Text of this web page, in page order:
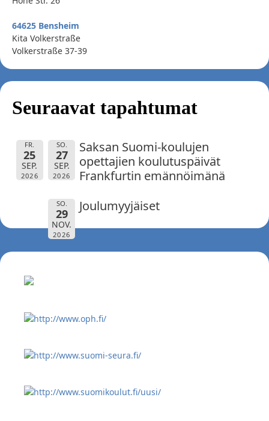
64625 Bensheim
Kita Volkerstraße
Volkerstraße 37-39
Seuraavat tapahtumat
FR.
25
SEP.
2026
SO.
27
SEP.
2026
Saksan Suomi-koulujen
opettajien koulutuspäivät
Frankfurtin emännöimänä
SO.
29
NOV.
2026
Joulumyyjäiset